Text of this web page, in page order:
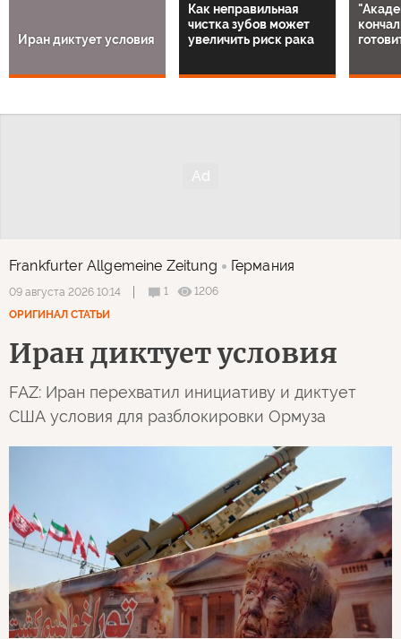
Иран диктует условия
Как неправильная
чистка зубов может
увеличить риск рака
Frankfurter Allgemeine Zeitung Германия
09 августа 2026 10:14 1
1206
ОРИГИНАЛ СТАТЬИ
Иран диктует условия
FAZ: Иран перехватил инициативу и диктует
США условия для разблокировки Ормуза